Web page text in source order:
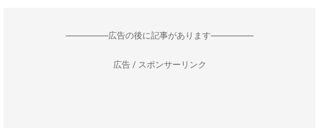
--------------------広告の後に記事があります--------------------
広告 / スポンサーリンク